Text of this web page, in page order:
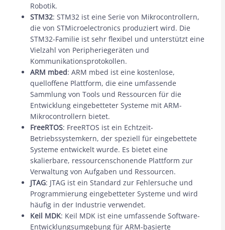
Robotik.
STM32: STM32 ist eine Serie von Mikrocontrollern,
die von STMicroelectronics produziert wird. Die
STM32-Familie ist sehr flexibel und unterstützt eine
Vielzahl von Peripheriegeräten und
Kommunikationsprotokollen.
ARM mbed: ARM mbed ist eine kostenlose,
quelloffene Plattform, die eine umfassende
Sammlung von Tools und Ressourcen für die
Entwicklung eingebetteter Systeme mit ARM-
Mikrocontrollern bietet.
FreeRTOS: FreeRTOS ist ein Echtzeit-
Betriebssystemkern, der speziell für eingebettete
Systeme entwickelt wurde. Es bietet eine
skalierbare, ressourcenschonende Plattform zur
Verwaltung von Aufgaben und Ressourcen.
JTAG: JTAG ist ein Standard zur Fehlersuche und
Programmierung eingebetteter Systeme und wird
häufig in der Industrie verwendet.
Keil MDK: Keil MDK ist eine umfassende Software-
Entwicklungsumgebung für ARM-basierte